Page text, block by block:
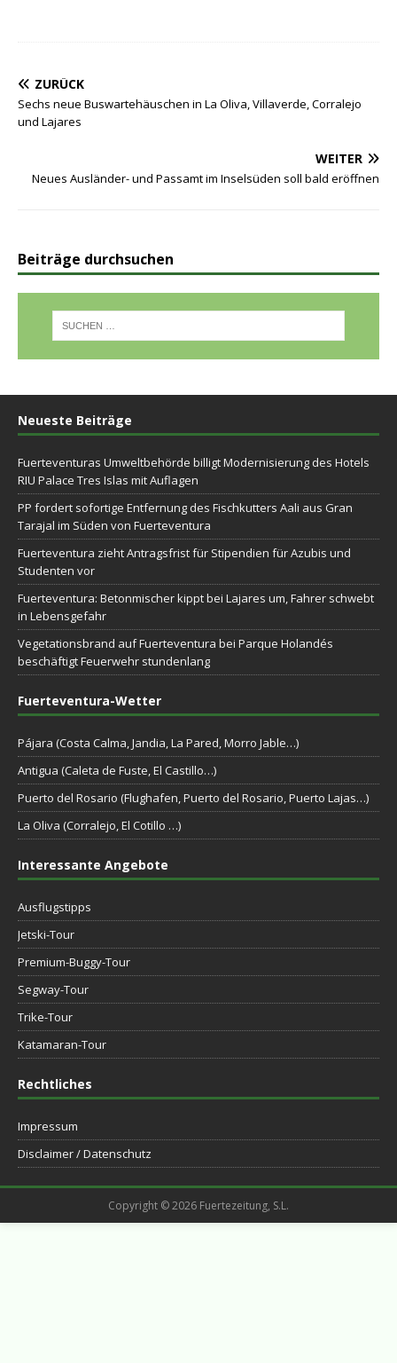
ZURÜCK
Sechs neue Buswartehäuschen in La Oliva, Villaverde, Corralejo
und Lajares
WEITER
Neues Ausländer- und Passamt im Inselsüden soll bald eröffnen
Beiträge durchsuchen
Neueste Beiträge
Fuerteventuras Umweltbehörde billigt Modernisierung des Hotels
RIU Palace Tres Islas mit Auflagen
PP fordert sofortige Entfernung des Fischkutters Aali aus Gran
Tarajal im Süden von Fuerteventura
Fuerteventura zieht Antragsfrist für Stipendien für Azubis und
Studenten vor
Fuerteventura: Betonmischer kippt bei Lajares um, Fahrer schwebt
in Lebensgefahr
Vegetationsbrand auf Fuerteventura bei Parque Holandés
beschäftigt Feuerwehr stundenlang
Fuerteventura-Wetter
Pájara (Costa Calma, Jandia, La Pared, Morro Jable…)
Antigua (Caleta de Fuste, El Castillo…)
Puerto del Rosario (Flughafen, Puerto del Rosario, Puerto Lajas…)
La Oliva (Corralejo, El Cotillo …)
Interessante Angebote
Ausflugstipps
Jetski-Tour
Premium-Buggy-Tour
Segway-Tour
Trike-Tour
Katamaran-Tour
Rechtliches
Impressum
Disclaimer / Datenschutz
Copyright © 2026 Fuertezeitung, S.L.